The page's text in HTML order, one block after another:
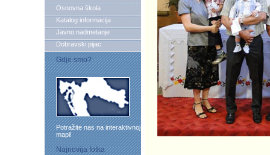
Osnovna škola
Katalog informacija
Javno nadmetanje
Dobravski pijac
Gdje smo?
Potražite nas na interaktivnoj
mapi!
Najnovija fotka